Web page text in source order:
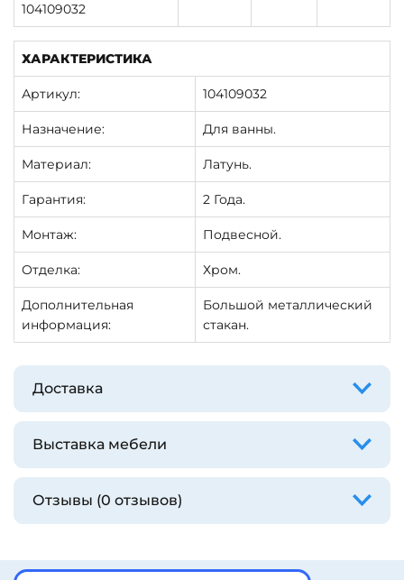
104109032
ХАРАКТЕРИСТИКА
Артикул: 104109032
Назначение: Для ванны.
Материал: Латунь.
Гарантия: 2 Года.
Монтаж: Подвесной.
Отделка: Хром.
Дополнительная
информация:
Большой металлический
стакан.
Доставка
Выставка мебели
Отзывы (0 отзывов)